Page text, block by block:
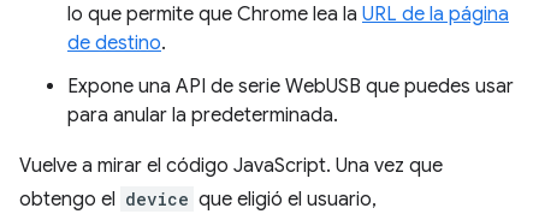
lo que permite que Chrome lea la URL de la página
de destino.
Expone una API de serie WebUSB que puedes usar
para anular la predeterminada.
Vuelve a mirar el código JavaScript. Una vez que
obtengo el device que eligió el usuario,